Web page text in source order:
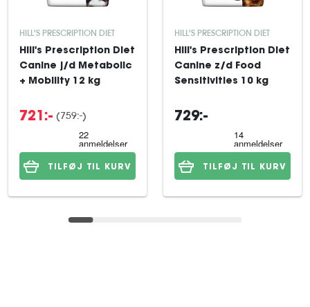
HILL'S PRESCRIPTION DIET
Hill's Prescription Diet
Canine j/d Metabolic
+ Mobility 12 kg
721:- (759:-)
TILFØJ TIL KURV
HILL'S PRESCRIPTION DIET
Hill's Prescription Diet
Canine z/d Food
Sensitivities 10 kg
729:-
TILFØJ TIL KURV